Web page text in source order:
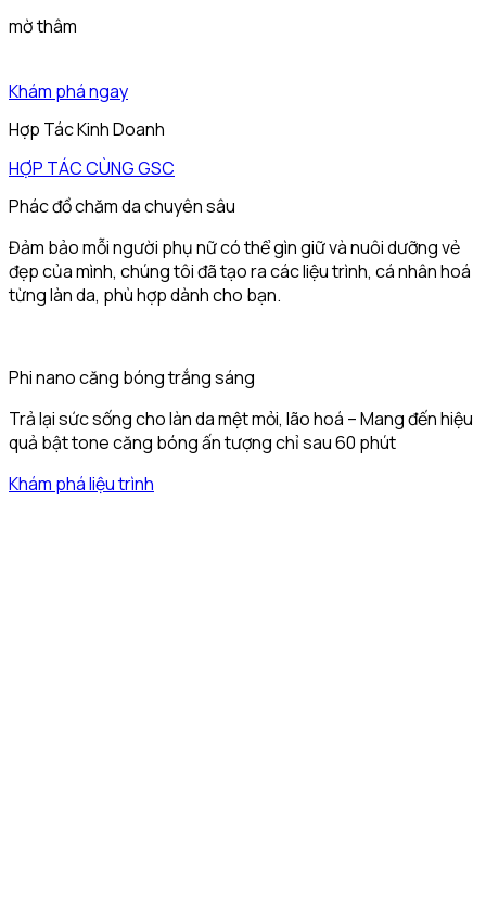
mờ thâm
Khám phá ngay
Hợp Tác Kinh Doanh
HỢP TÁC CÙNG GSC
Phác đồ chăm da chuyên sâu
Đảm bảo mỗi người phụ nữ có thể gìn giữ và nuôi dưỡng vẻ
đẹp của mình, chúng tôi đã tạo ra các liệu trình, cá nhân hoá
từng làn da, phù hợp dành cho bạn.
Phi nano căng bóng trắng sáng
Trả lại sức sống cho làn da mệt mỏi, lão hoá – Mang đến hiệu
quả bật tone căng bóng ấn tượng chỉ sau 60 phút
Khám phá liệu trình